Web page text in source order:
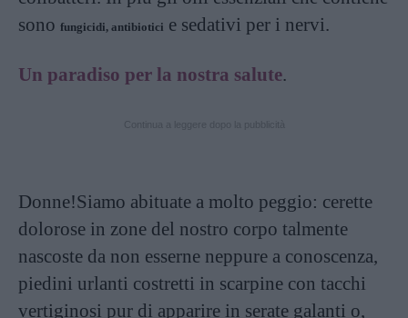
sono fungicidi, antibiotici e sedativi per i nervi.
Un paradiso per la nostra salute.
Donne!Siamo abituate a molto peggio: cerette
dolorose in zone del nostro corpo talmente
nascoste da non esserne neppure a conoscenza,
piedini urlanti costretti in scarpine con tacchi
vertiginosi pur di apparire in serate galanti o,